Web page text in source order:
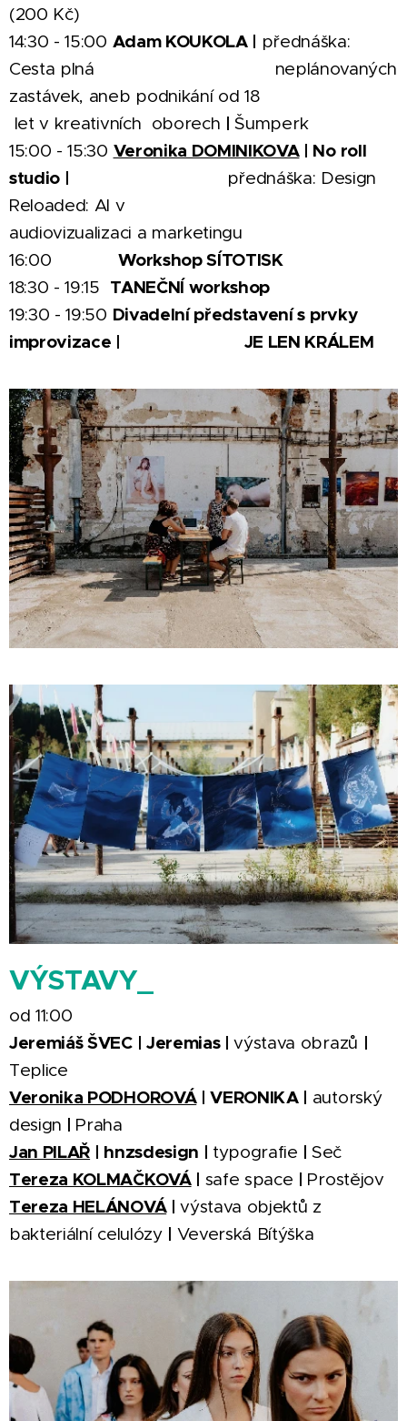
(200 Kč)
14:30 - 15:00 Adam KOUKOLA | přednáška:
Cesta plná neplánovaných
zastávek, aneb podnikání od 18
let v kreativních oborech |Šumperk
15:00 - 15:30 Veronika DOMINIKOVA| No roll
studio |
přednáška: Design
Reloaded: AI v
audiovizualizaci a marketingu
16:00Workshop SÍTOTISK
18:30 - 19:15 TANEČNÍ workshop
19:30 - 19:50 Divadelní představení s prvky
improvizace | JE LEN KRÁLEM
VÝSTAVY_
od 11:00
Jeremiáš ŠVEC | Jeremias |výstava obrazů |
Teplice
Veronika PODHOROVÁ| VERONIKA | autorský
design | Praha
Jan PILAŘ | hnzsdesign | typografie | Seč
Tereza KOLMAČKOVÁ| safe space | Prostějov
Tereza HELÁNOVÁ|výstava objektů z
bakteriální celulózy | Veverská Bítýška